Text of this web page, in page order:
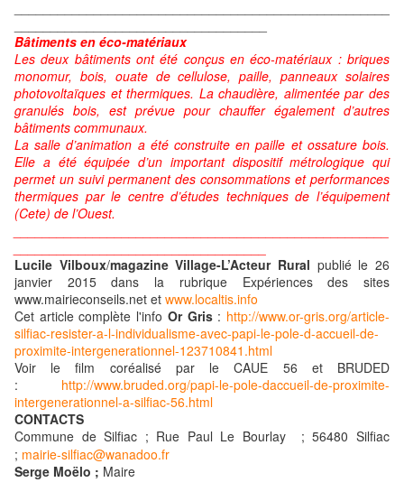
Bâtiments en éco-matériaux
Les deux bâtiments ont été conçus en éco-matériaux : briques
monomur, bois, ouate de cellulose, paille, panneaux solaires
photovoltaïques et thermiques. La chaudière, alimentée par des
granulés bois, est prévue pour chauffer également d’autres
bâtiments communaux.
La salle d’animation a été construite en paille et ossature bois.
Elle a été équipée d’un important dispositif métrologique qui
permet un suivi permanent des consommations et performances
thermiques par le centre d’études techniques de l’équipement
(Cete) de l’Ouest.
Lucile Vilboux/magazine Village-L’Acteur Rural publié le 26
janvier 2015 dans la rubrique Expériences des sites
www.mairieconseils.net et www.localtis.info
Cet article complète l'info Or Gris: http://www.or-gris.org/article-
silfiac-resister-a-l-individualisme-avec-papi-le-pole-d-accueil-de-
proximite-intergenerationnel-123710841.html
Voir le film coréalisé par le CAUE 56 et BRUDED
: http://www.bruded.org/papi-le-pole-daccueil-de-proximite-
intergenerationnel-a-silfiac-56.html
CONTACTS
Commune de Silfiac ; Rue Paul Le Bourlay ; 56480 Silfiac
; mairie-silfiac@wanadoo.fr
Serge Moëlo ; Maire